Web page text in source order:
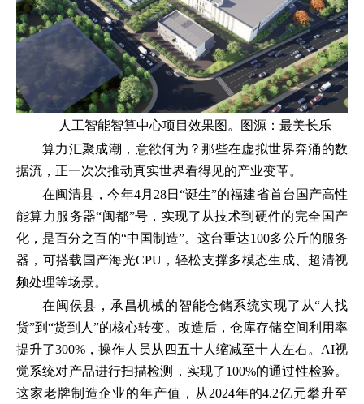
人工智能智算中心项目效果图。图源：最美长乐
算力汇聚成潮，意欲何为？那些在虚拟世界奔涌的数
据流，正一次次推动真实世界看得见的产业变革。
在闽清县，今年4月28日“诞生”的福建省首台国产高性
能算力服务器“闽都”号，实现了从技术到硬件的完全国产
化，是百分之百的“中国制造”。这台重达100多公斤的服务
器，可搭载国产海光CPU，轻松支撑多模态生成、超清视
频处理等场景。
在闽侯县，承昌机械的智能仓储系统实现了从“人找
货”到“货到人”的核心转变。改造后，仓库存储空间利用率
提升了300%，操作人员从四五十人缩减至十人左右。AI视
觉系统对产品进行扫描检测，实现了100%的通过性检验。
这家老牌制造企业的年产值，从2024年的4.2亿元攀升至